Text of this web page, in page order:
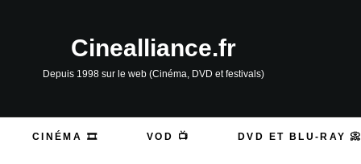
Cinealliance.fr
Depuis 1998 sur le web (Cinéma, DVD et festivals)
CINÉMA 🎞️ VOD 📺 DVD ET BLU-RAY 📀